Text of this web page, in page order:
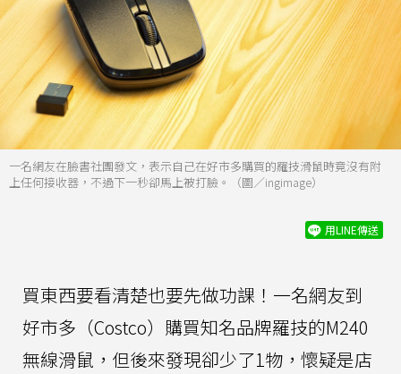
一名網友在臉書社團發文，表示自己在好市多購買的羅技滑鼠時竟沒有附
上任何接收器，不過下一秒卻馬上被打臉。（圖／ingimage）
用LINE傳送
買東西要看清楚也要先做功課！一名網友到
好市多（Costco）購買知名品牌羅技的M240
無線滑鼠，但後來發現卻少了1物，懷疑是店